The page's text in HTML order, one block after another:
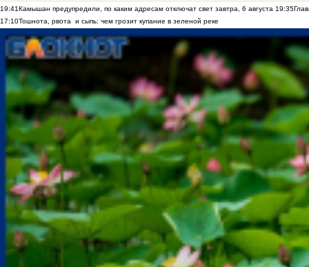
19:41Камышан предупредили, по каким адресам отключат свет завтра, 6 августа 19:35
17:10Тошнота, рвота и сыпь: чем грозит купание в зеленой реке